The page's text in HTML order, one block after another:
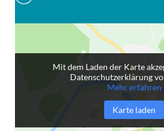
Mit dem Laden der Karte
Datenschutzerklärung
Mehr erfahren
Karte laden